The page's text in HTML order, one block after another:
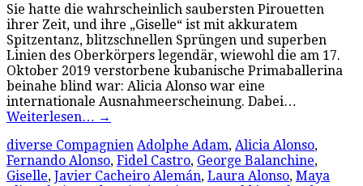
Sie hatte die wahrscheinlich saubersten Pirouetten
ihrer Zeit, und ihre „Giselle“ ist mit akkuratem
Spitzentanz, blitzschnellen Sprüngen und superben
Linien des Oberkörpers legendär, wiewohl die am 17.
Oktober 2019 verstorbene kubanische Primaballerina
beinahe blind war: Alicia Alonso war eine
internationale Ausnahmeerscheinung. Dabei…
Weiterlesen… →
diverse Compagnien Adolphe Adam, Alicia Alonso,
Fernando Alonso, Fidel Castro, George Balanchine,
Giselle, Javier Cacheiro Alemán, Laura Alonso, Maya